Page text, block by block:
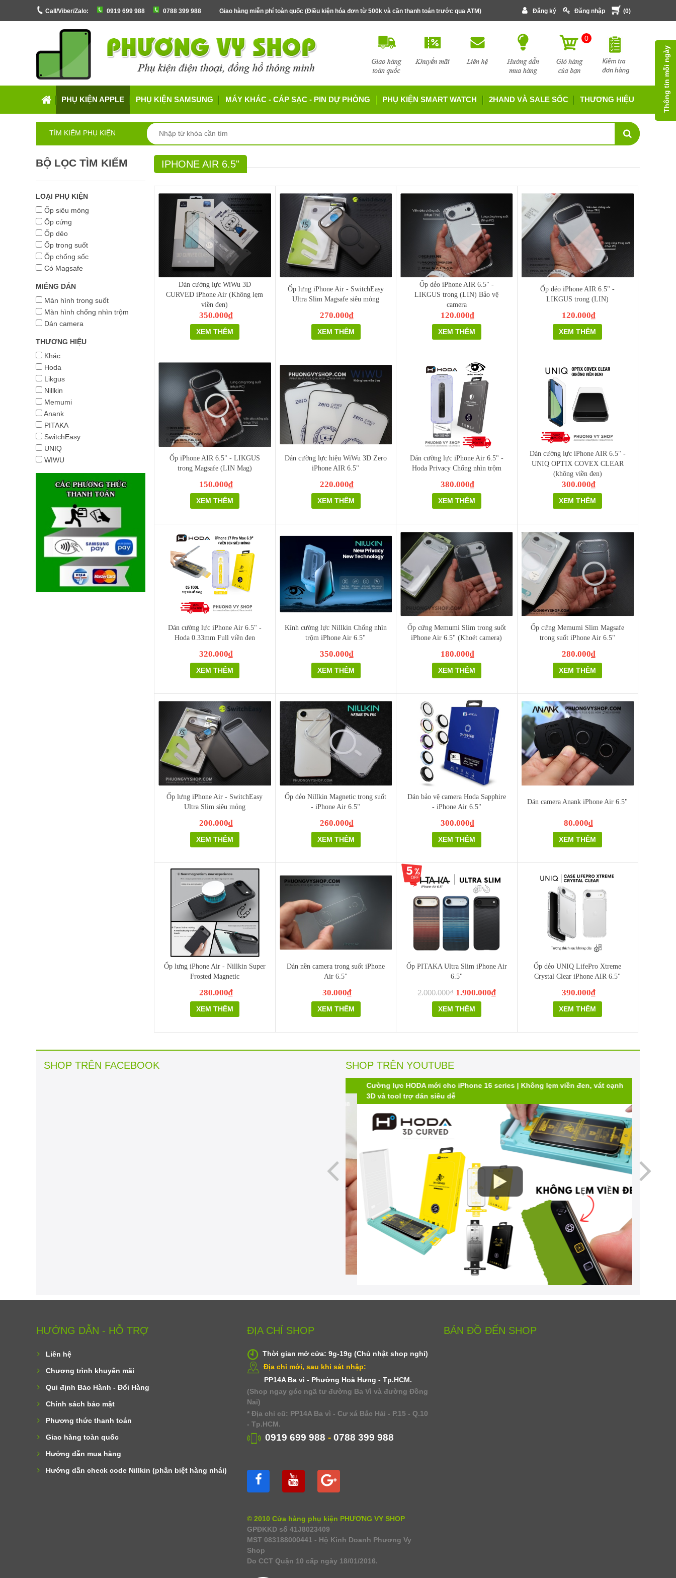
Call/Viber/Zalo: 0919 699 988 0788 399 988 Giao hàng miễn phí toàn quốc (Điều kiện hóa đơn từ 500k và cần thanh toán trước qua ATM) Đăng ký Đăng nhập (0)
0
PHỤ KIỆN APPLE PHỤ KIỆN SAMSUNG MÁY KHÁC - CÁP SẠC - PIN DỰ PHÒNG PHỤ KIỆN SMART WATCH 2HAND VÀ SALE SỐC THƯƠNG HIỆU
TÌM KIẾM PHỤ KIỆN
BỘ LỌC TÌM KIẾM
LOẠI PHỤ KIỆN
Ốp siêu mỏng
Ốp cứng
Ốp dẻo
Ốp trong suốt
Ốp chống sốc
Có Magsafe
MIẾNG DÁN
Màn hình trong suốt
Màn hình chống nhìn trộm
Dán camera
THƯƠNG HIỆU
Khác
Hoda
Likgus
Nillkin
Memumi
Anank
PITAKA
SwitchEasy
UNIQ
WIWU
IPHONE AIR 6.5"
Dán cường lực WiWu 3D
CURVED iPhone Air (Không lẹm
viền đen)
350.000₫
XEM THÊM
Ốp lưng iPhone Air - SwitchEasy
Ultra Slim Magsafe siêu mỏng
270.000₫
XEM THÊM
Ốp dẻo iPhone AIR 6.5" -
LIKGUS trong (LIN) Bảo vệ
camera
120.000₫
XEM THÊM
Ốp dẻo iPhone AIR 6.5" -
LIKGUS trong (LIN)
120.000₫
XEM THÊM
Ốp iPhone AIR 6.5" - LIKGUS
trong Magsafe (LIN Mag)
150.000₫
XEM THÊM
Dán cường lực hiệu WiWu 3D Zero
iPhone AIR 6.5"
220.000₫
XEM THÊM
Dán cường lực iPhone Air 6.5" -
Hoda Privacy Chống nhìn trộm
380.000₫
XEM THÊM
Dán cường lực iPhone AIR 6.5" -
UNIQ OPTIX COVEX CLEAR
(không viền đen)
300.000₫
XEM THÊM
Dán cường lực iPhone Air 6.5" -
Hoda 0.33mm Full viền đen
320.000₫
XEM THÊM
Kính cường lực Nillkin Chống nhìn
trộm iPhone Air 6.5"
350.000₫
XEM THÊM
Ốp cứng Memumi Slim trong suốt
iPhone Air 6.5" (Khoét camera)
180.000₫
XEM THÊM
Ốp cứng Memumi Slim Magsafe
trong suốt iPhone Air 6.5"
280.000₫
XEM THÊM
Ốp lưng iPhone Air - SwitchEasy
Ultra Slim siêu mỏng
200.000₫
XEM THÊM
Ốp dẻo Nillkin Magnetic trong suốt
- iPhone Air 6.5"
260.000₫
XEM THÊM
Dán bảo vệ camera Hoda Sapphire
- iPhone Air 6.5"
300.000₫
XEM THÊM
Dán camera Anank iPhone Air 6.5"
80.000₫
XEM THÊM
Ốp lưng iPhone Air - Nillkin Super
Frosted Magnetic
280.000₫
XEM THÊM
Dán nền camera trong suốt iPhone
Air 6.5"
30.000₫
XEM THÊM
Ốp PITAKA Ultra Slim iPhone Air
6.5"
2.000.000₫ 1.900.000₫
XEM THÊM
Ốp dẻo UNIQ LifePro Xtreme
Crystal Clear iPhone AIR 6.5"
390.000₫
XEM THÊM
SHOP TRÊN FACEBOOK SHOP TRÊN YOUTUBE
Cường lực HODA mới cho iPhone 16 series | Không lẹm viền đen, vát cạnh
3D và tool trợ dán siêu dễ
HƯỚNG DẪN - HỖ TRỢ
Liên hệ
Chương trình khuyến mãi
Qui định Bảo Hành - Đổi Hàng
Chính sách bảo mật
Phương thức thanh toán
Giao hàng toàn quốc
Hướng dẫn mua hàng
Hướng dẫn check code Nillkin (phân biệt hàng nhái)
ĐỊA CHỈ SHOP
Thời gian mở cửa: 9g-19g (Chủ nhật shop nghỉ)
Địa chỉ mới, sau khi sát nhập:
PP14A Ba vì - Phường Hoà Hưng - Tp.HCM.
(Shop ngay góc ngã tư đường Ba Vì và đường Đồng
Nai)
* Địa chỉ cũ: PP14A Ba vì - Cư xá Bắc Hải - P.15 - Q.10
- Tp.HCM.
0919 699 988 - 0788 399 988
© 2010 Cửa hàng phụ kiện PHƯƠNG VY SHOP
GPĐKKD số 41J8023409
MST 083188000441 - Hộ Kinh Doanh Phương Vy
Shop
Do CCT Quận 10 cấp ngày 18/01/2016.
BẢN ĐỒ ĐẾN SHOP
Thông tin mỗi ngày